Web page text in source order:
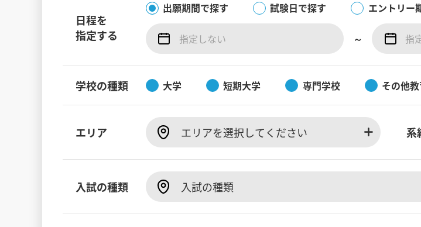
日程を
指定する
出願期間で探す 試験日で探す エントリー
～
学校の種類 大学 短期大学 専門学校 その他
エリア エリアを選択してください 系
入試の種類 入試の種類